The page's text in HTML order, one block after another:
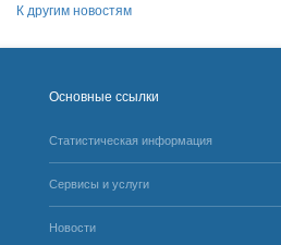
К другим новостям
Основные ссылки
Статистическая информация
Сервисы и услуги
Новости